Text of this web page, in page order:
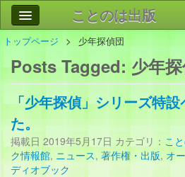
ことのは出版
作品
会社情報
お問い合わせ
トップページ 少年探偵団
Posts Tagged: 少年
「少年探偵」シリーズ特
た。
掲載日 2019年5月17日 カテゴリ： こ
ク情報館, ニュース, 著作権・出版, オ
ディオブック